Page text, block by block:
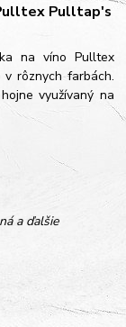
Pulltap's
na víno Pulltex
rôznych farbách.
využívaný na
a ďalšie